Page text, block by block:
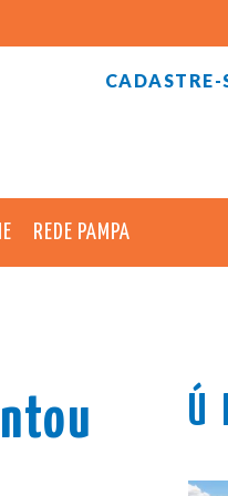
CADASTRE-
REDE PAMPA